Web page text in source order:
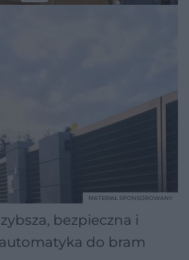
bezpieczna i
do bram
MATERIAŁ SPONSOROWANY